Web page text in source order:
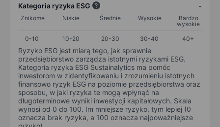
Kategoria ryzyka ESG -
Znikome Niskie Średnie Wysokie
Bardzo
wysokie
0-10
10-20 20-30 30-40 40+
Ryzyko ESG jest miarą tego, jak sprawnie
przedsiębiorstwo zarządza istotnymi ryzykami ESG.
Kategoria ryzyka ESG Sustainalytics ma pomóc
inwestorom w zidentyfikowaniu i zrozumieniu istotnych
finansowo ryzyk ESG na poziomie przedsiębiorstwa oraz
sposobu, w jaki ryzyka te mogą wpłynąć na
długoterminowe wyniki inwestycji kapitałowych. Skala
wynosi od 0 do 100. Im mniejsze ryzyko, tym lepiej (0
oznacza brak ryzyka, a 100 oznacza najpoważniejsze